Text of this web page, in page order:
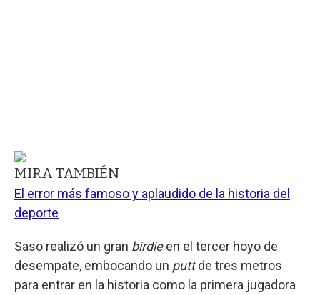
MIRA TAMBIÉN
El error más famoso y aplaudido de la historia del
deporte
Saso realizó un gran birdieen el tercer hoyo de
desempate, embocando un puttde tres metros
para entrar en la historia como la primera jugadora